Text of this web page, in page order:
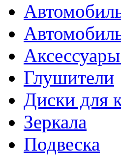
Глушители
Диски для
Зеркала
Подвеска